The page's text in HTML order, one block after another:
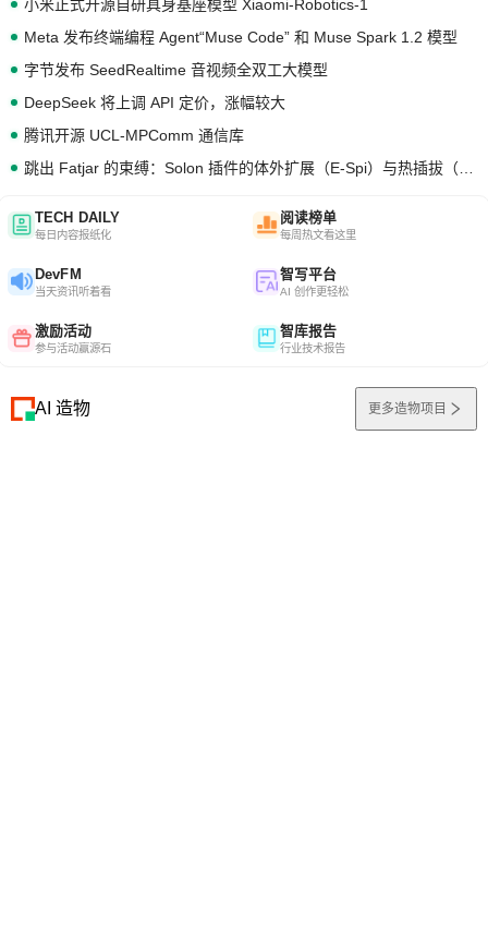
小米正式开源自研具身基座模型 Xiaomi-Robotics-1
Meta 发布终端编程 Agent“Muse Code” 和 Muse Spark 1.2 模型
字节发布 SeedRealtime 音视频全双工大模型
DeepSeek 将上调 API 定价，涨幅较大
腾讯开源 UCL-MPComm 通信库
TECH DAILY
每日内容报纸化
阅读榜单
每周热文看这里
DevFM
当天资讯听着看
智写平台
AI 创作更轻松
激励活动
参与活动赢源石
智库报告
行业技术报告
AI 造物 更多造物项目